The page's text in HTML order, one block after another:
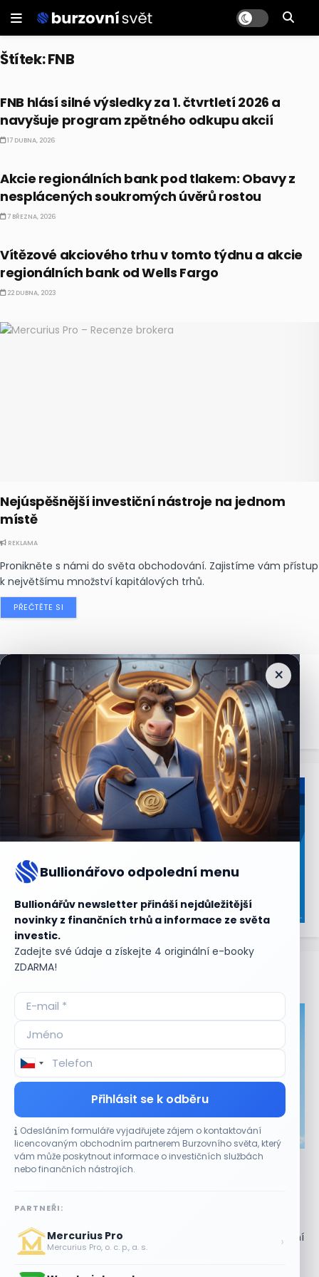
Štítek:FNB
FNB hlásí silné výsledky za 1. čtvrtletí 2026 a
navyšuje program zpětného odkupu akcií
17 DUBNA, 2026
Akcie regionálních bank pod tlakem: Obavy z
nesplácených soukromých úvěrů rostou
7 BŘEZNA, 2026
Vítězové akciového trhu v tomto týdnu a akcie
regionálních bank od Wells Fargo
22 DUBNA, 2023
Nejúspěšnější investiční nástroje na jednom
místě
REKLAMA
Pronikněte s námi do světa obchodování. Zajistíme vám přístup
k největšímu množství kapitálových trhů.
PŘEČTĚTE SI
×
Bullionářovo odpolední menu
Bullionářův newsletter přináší nejdůležitější
novinky z finančních trhů a informace ze světa
investic.
Zadejte své údaje a získejte 4 originální e-booky
ZDARMA!
Přihlásit se k odběru
Odesláním formuláře vyjadřujete zájem o kontaktování
licencovaným obchodním partnerem Burzovního světa, který
vám může poskytnout informace o investičních službách
nebo finančních nástrojích.
PARTNEŘI:
Mercurius Pro
Mercurius Pro, o. c. p., a. s. ›
Nejčtenějšízprávy
Aktuální
CO HÝBE TRHEM
Akcie Micron klesají, ale nejhoršímu výprodeji
paměťových čipů unikly
Micron Technology (MU) ve čtvrtek uzavřely obchodování
se ztrátou 1,3 %. Výrobce paměťových...